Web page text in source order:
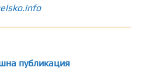
публикация